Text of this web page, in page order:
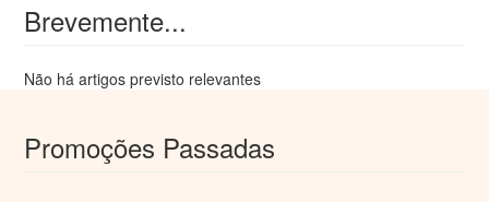
Brevemente...
Não há artigos previsto relevantes
Promoções Passadas